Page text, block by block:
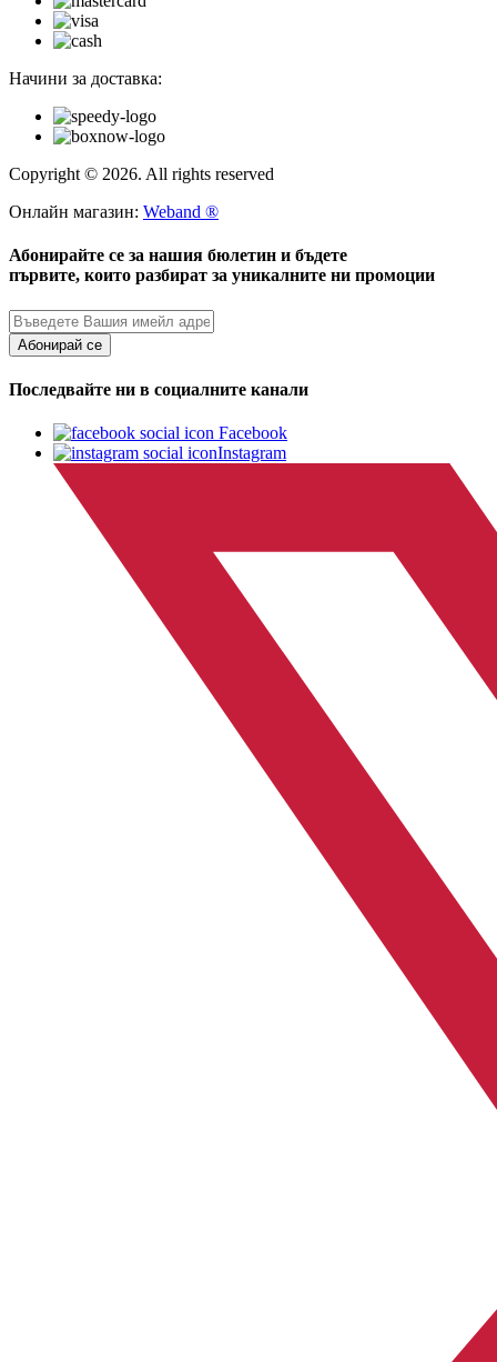
Начини за доставка:
Copyright © 2026. All rights reserved
Онлайн магазин: Weband ®
Абонирайте се за нашия бюлетин и бъдете
първите, които разбират за уникалните ни промоции
Абонирай се
Последвайте ни в социалните канали
Facebook
Instagram